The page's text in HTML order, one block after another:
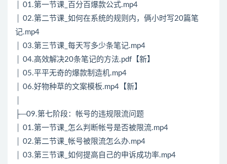
│ 01.第一节课_百分百爆款公式.mp4
│ 02.第二节课_如何在系统的规则内，俩小时写20篇笔
记.mp4
│ 03.第三节课_每天写多少条笔记.mp4
│ 04.高效解决20条笔记的方法.pdf【新】
│ 05.平平无奇的爆款制造机.mp4
│ 06.好物种草的文案模板.mp4【新】
├─09.第七阶段：帐号的违规限流问题
│ 01.第一节课_怎么判断帐号是否被限流.mp4
│ 02.第二节课_帐号被限流怎么办.mp4
│ 03.第三节课_如何提高自己的申诉成功率.mp4